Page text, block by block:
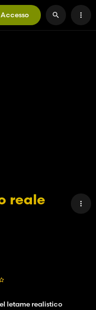
Accesso
reale
letame realistico